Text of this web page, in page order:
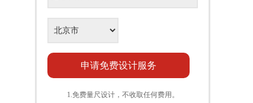
1.免费量尺设计，不收取任何费用。